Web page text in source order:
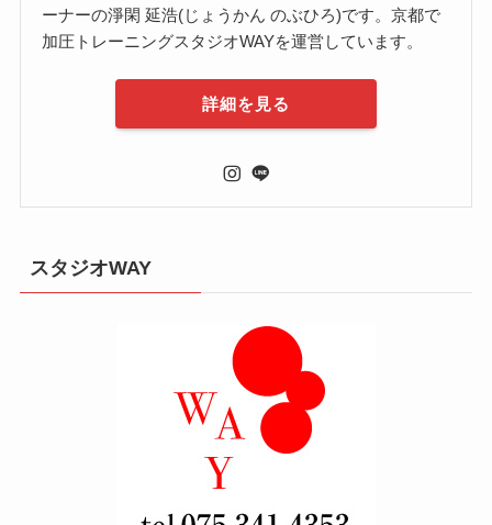
ーナーの淨閑 延浩(じょうかん のぶひろ)です。京都で
加圧トレーニングスタジオWAYを運営しています。
詳細を見る
スタジオWAY